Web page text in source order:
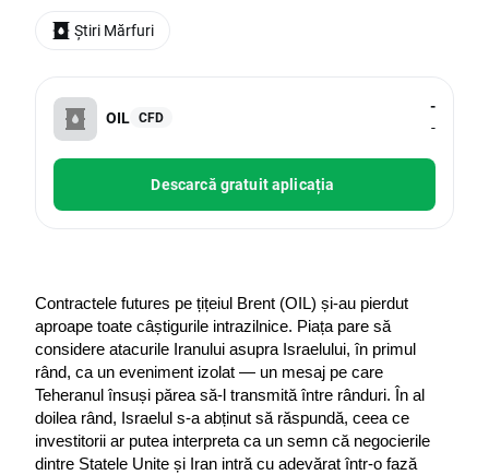
OIL CFD
-
-
Descarcă gratuit aplicația
Contractele futures pe țițeiul Brent (OIL) și-au pierdut
aproape toate câștigurile intrazilnice. Piața pare să
considere atacurile Iranului asupra Israelului, în primul
rând, ca un eveniment izolat — un mesaj pe care
Teheranul însuși părea să-l transmită între rânduri. În al
doilea rând, Israelul s-a abținut să răspundă, ceea ce
investitorii ar putea interpreta ca un semn că negocierile
dintre Statele Unite și Iran intră cu adevărat într-o fază
Știri Mărfuri